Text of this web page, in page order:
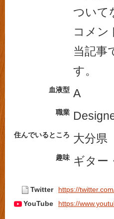
ついて
コメン
当記事
す。
血液型 A
職業
住んでいるところ 大分県
趣味 ギター
Twitter
https://
YouTube
https://